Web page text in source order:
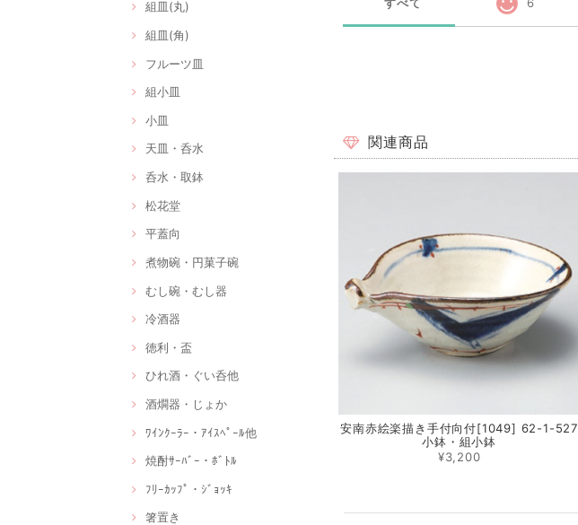
組皿(丸)
組皿(角)
フルーツ皿
組小皿
小皿
天皿・呑水
呑水・取鉢
松花堂
平蓋向
煮物碗・円菓子碗
むし碗・むし器
冷酒器
徳利・盃
ひれ酒・ぐい呑他
酒燗器・じょか
ﾜｲﾝｸｰﾗｰ・ｱｲｽﾍﾟｰﾙ他
焼酎ｻｰﾊﾞｰ・ﾎﾞﾄﾙ
ﾌﾘｰｶｯﾌﾟ・ｼﾞｮｯｷ
箸置き
関連商品
安南赤絵楽描き手付向付[1049] 62-1-527
小鉢・組小鉢
¥3,200